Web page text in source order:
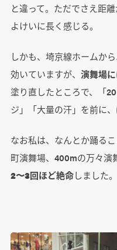
と違って。ただでさえ距
よけいに長く感じる。
しかも、埼京線ホームか
効いていますが、 演舞場
塗り直したところで、「
ジ」「大量の汗」を前に、
なお私は、なんとか踊る
町演舞場、400mの万々演
2〜3回ほど絶命しました。